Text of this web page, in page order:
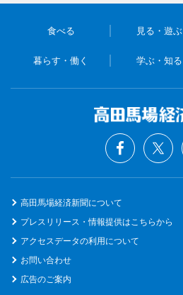
食べる 見る・遊ぶ
暮らす・働く 学ぶ・知る
高田馬場経済新聞について
プレスリリース・情報提供はこちらから
アクセスデータの利用について
お問い合わせ
広告のご案内